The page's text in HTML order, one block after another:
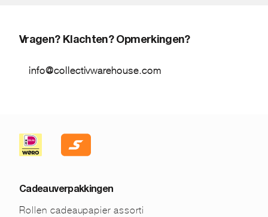
Vragen? Klachten? Opmerkingen?
info@collectivwarehouse.com
Cadeauverpakkingen
Rollen cadeaupapier assorti